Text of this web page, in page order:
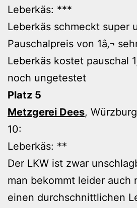
Leberkäs: ***
Leberkäs schmeckt super
Pauschalpreis von 1â‚¬
Leberkäs kostet pauschal
noch ungetestet
Platz 5
Metzgerei Dees,
10:
Leberkäs: **
Der LKW ist zwar
man bekommt leider auch
einen durchschnittlichen